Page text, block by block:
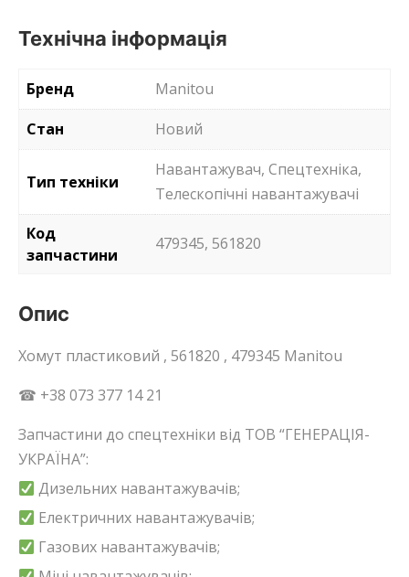
Технічна інформація
Бренд
Manitou
Стан
Новий
Тип техніки
Навантажувач, Спецтехніка,
Телескопічні навантажувачі
Код
запчастини
479345, 561820
Опис
Хомут пластиковий , 561820 , 479345 Manitou
☎ +38 073 377 14 21
Запчастини до спецтехніки від ТОВ “ГЕНЕРАЦІЯ-
УКРАЇНА”:
Дизельних навантажувачів;
Електричних навантажувачів;
Газових навантажувачів;